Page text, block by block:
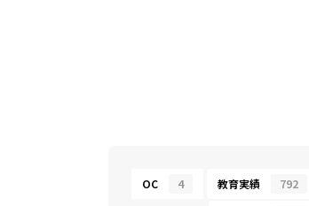
OC 4 教育実績 792